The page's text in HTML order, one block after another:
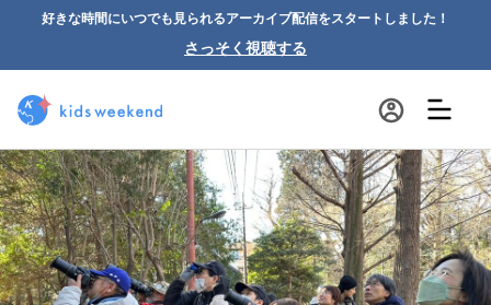
好きな時間にいつでも見られるアーカイブ配信をスタートしました！
さっそく視聴する